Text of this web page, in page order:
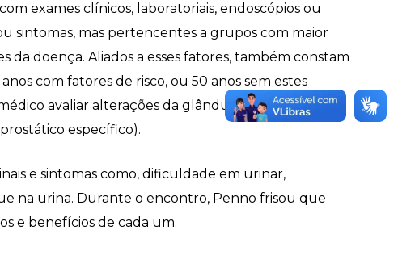
exames clínicos, laboratoriais, endoscópios ou
sintomas, mas pertencentes a grupos com maior
doença. Aliados a esses fatores, também constam
com fatores de risco, ou 50 anos sem estes
avaliar alterações da glândula, como
específico).
e sintomas como, dificuldade em urinar,
na urina. Durante o encontro, Penno frisou que
e benefícios de cada um.